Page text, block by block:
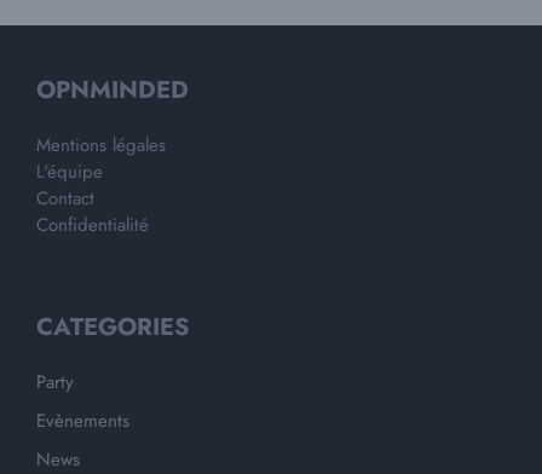
OPNMINDED
Mentions légales
L'équipe
Contact
Confidentialité
CATEGORIES
Party
Evènements
News